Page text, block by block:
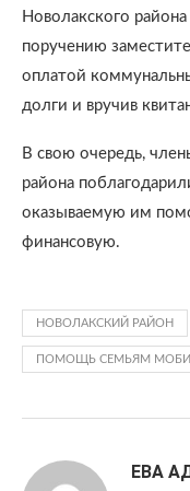
Новолакского
поручению
оплатой
долги и вручив
В свою очередь,
района
оказываемую им
финансовую.
НОВОЛАКСКИЙ РАЙОН
ПОМОЩЬ СЕМЬЯМ
ЕВА